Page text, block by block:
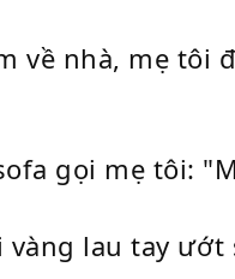
về nhà, mẹ
gọi mẹ tôi:
vàng lau tay